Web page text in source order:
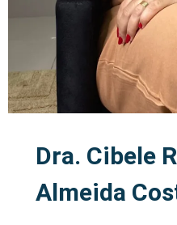
Dra. Cibele
Almeida